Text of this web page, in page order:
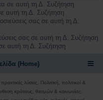
σε αυτή τη Δ. Συζήτηση
αυτή τη Δ. Συζήτηση
σας σε αυτή τη Δ.
σας σε αυτή τη Δ. Συζήτηση
αυτή τη Δ. Συζήτηση
(Home)
λύσεις. Πολιτική, πολιτικοί &
κράτους, θεσμών & κοινωνίας,